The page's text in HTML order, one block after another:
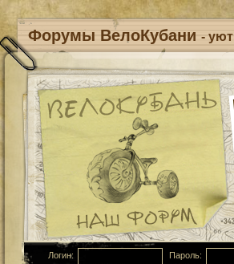
Форумы ВелоКубани -
Логин: Пароль: